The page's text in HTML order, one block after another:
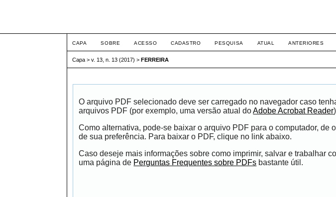
CAPA SOBRE ACESSO CADASTRO PESQUISA ATUAL ANTERIORES
Capa >v. 13, n. 13 (2017) >FERREIRA
O arquivo PDF selecionado deve ser carregado no navegador caso
arquivos PDF (por exemplo, uma versão atual doAdobe Acrobat Reader
Como alternativa, pode-se baixar o arquivo PDF para o computador, de
de sua preferência. Para baixar o PDF, clique no link abaixo.
Caso deseje mais informações sobre como imprimir, salvar e trabalhar
uma página de Perguntas Frequentes sobre PDFs bastante útil.